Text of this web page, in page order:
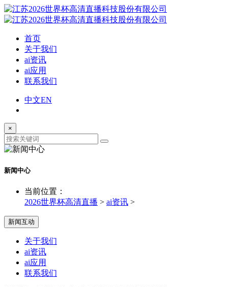
首页
关于我们
ai资讯
ai应用
联系我们
中文EN
×
新闻中心
当前位置：
2026世界杯高清直播 > ai资讯 >
新闻互动
关于我们
ai资讯
ai应用
联系我们